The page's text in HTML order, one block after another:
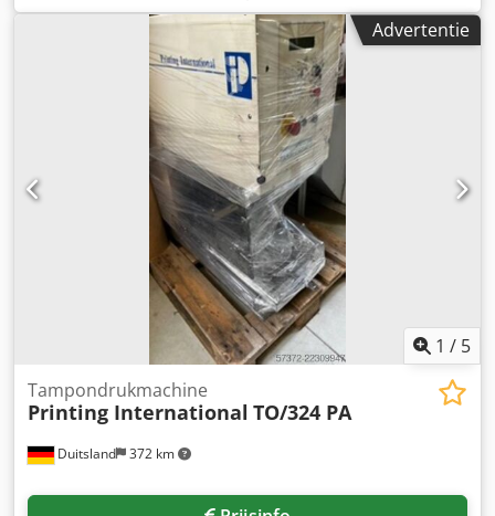
werking, gemonteerd op een mobiel, in hoogte verstelbaar
onderstel. Fabrikant: OK International Group. Model: SB-40
EU. Serienummer: 218-2527-22. Snelheid: variabel, tot 21,3
m/min. Dedeznux Ujpfx Aciowa Materiaal van de zak:
hittebestendige materialen tot 15 mils of 380 micron.
Richting: van rechts naar links. LET OP: Er zijn 2 machines
beschikbaar voor verkoop (4.800 euro per stuk).
Advertentie
1 / 5
Duitsland 372 km
Tampondrukmachine
Printing International TO/324 PA